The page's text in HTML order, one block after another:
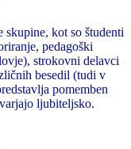
skupine, kot so študenti
pedagoški
strokovni delavci
besedil (tudi v
pomemben
ljubiteljsko.